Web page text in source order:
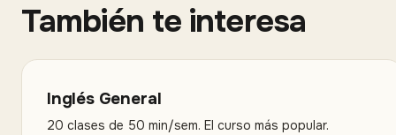
También te interesa
Inglés General
20 clases de 50 min/sem. El curso más popular.